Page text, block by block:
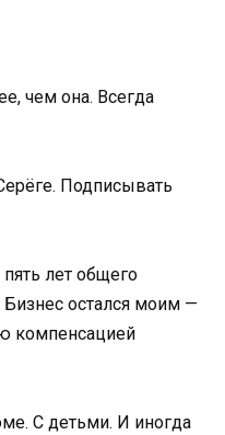
чем она. Всегда
Подписывать
лет общего
остался моим —
компенсацией
С детьми. И иногда